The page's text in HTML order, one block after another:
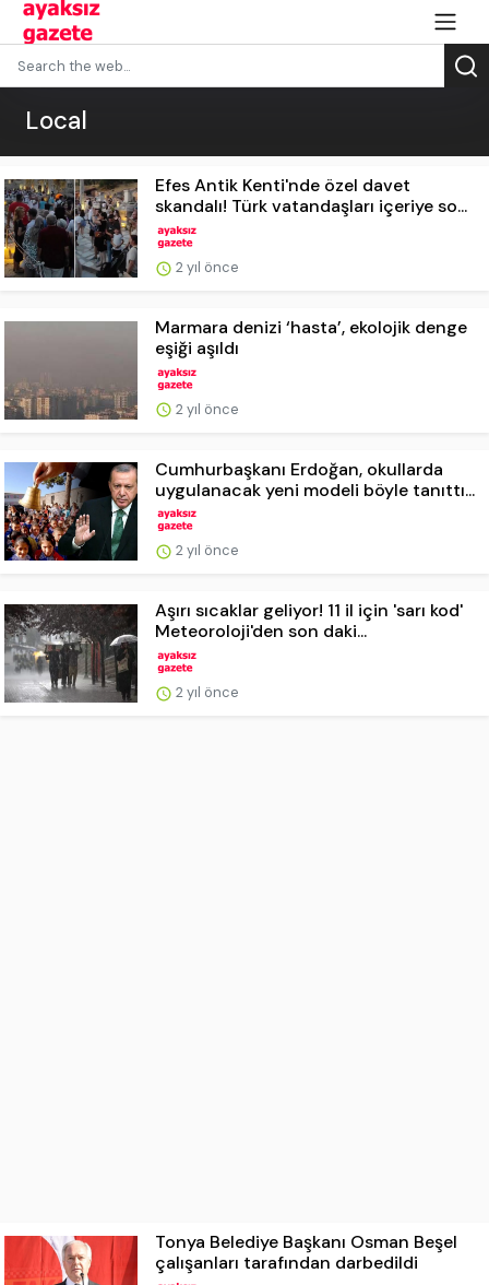
Local
Efes Antik Kenti'nde özel davet
skandalı! Türk vatandaşları içeriye so...
2 yıl önce
Marmara denizi ‘hasta’, ekolojik denge
eşiği aşıldı
2 yıl önce
Cumhurbaşkanı Erdoğan, okullarda
uygulanacak yeni modeli böyle tanıttı...
2 yıl önce
Aşırı sıcaklar geliyor! 11 il için 'sarı kod'
Meteoroloji'den son daki...
2 yıl önce
Tonya Belediye Başkanı Osman Beşel
çalışanları tarafından darbedildi